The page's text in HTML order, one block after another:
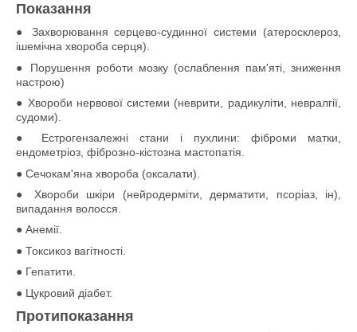
Показання
● Захворювання серцево-судинної системи (атеросклероз,
ішемічна хвороба серця).
● Порушення роботи мозку (ослаблення пам'яті, зниження
настрою)
● Хвороби нервової системи (неврити, радикуліти, невралгії,
судоми).
● Естрогензалежні стани і пухлини: фіброми матки,
ендометріоз, фіброзно-кістозна мастопатія.
● Сечокам'яна хвороба (оксалати).
● Хвороби шкіри (нейродерміти, дерматити, псоріаз, ін),
випадання волосся.
● Анемії.
● Токсикоз вагітності.
● Гепатити.
● Цукровий діабет.
Протипоказання